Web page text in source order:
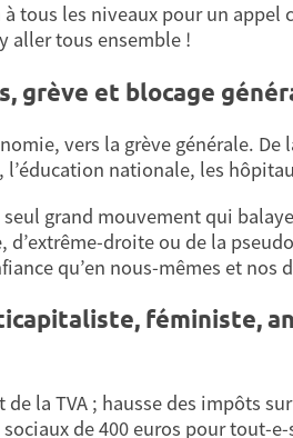
tous les niveaux pour un appel
aller tous ensemble !
grève et blocage
vers la grève générale. De
l’éducation nationale, les
grand mouvement qui
droite ou de la
qu’en nous-mêmes et nos
féministe,
la TVA ; hausse des impôts
de 400 euros pour tout-e-